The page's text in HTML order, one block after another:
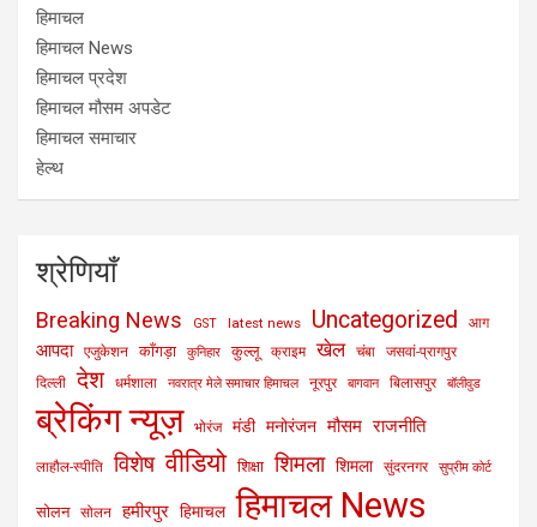
हिमाचल
हिमाचल News
हिमाचल प्रदेश
हिमाचल मौसम अपडेट
हिमाचल समाचार
हेल्थ
श्रेणियाँ
Breaking News GST latest news Uncategorized आग
आपदा एजुकेशन काँगड़ा कुनिहार कुल्लू क्राइम खेल चंबा
जसवां-प्रागपुर
दिल्ली
देश धर्मशाला नवरात्र मेले समाचार हिमाचल नूरपुर बागवान बिलासपुर बॉलीवुड
ब्रेकिंग न्यूज़ भोरंज मंडी मनोरंजन मौसम राजनीति
लाहौल-स्पीति विशेष वीडियो शिक्षा शिमला शिमला सुंदरनगर सुप्रीम कोर्ट
सोलन सोलन हमीरपुर हिमाचल हिमाचल News